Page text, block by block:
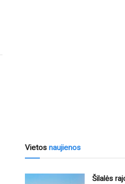
Vietos naujienos
Šilalės